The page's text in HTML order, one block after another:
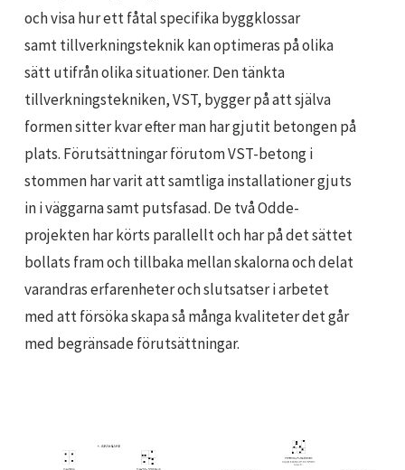
och visa hur ett fåtal specifika byggklossar
samt tillverkningsteknik kan optimeras på olika
sätt utifrån olika situationer. Den tänkta
tillverkningstekniken, VST, bygger på att själva
formen sitter kvar efter man har gjutit betongen på
plats. Förutsättningar förutom VST-betong i
stommen har varit att samtliga installationer gjuts
in i väggarna samt putsfasad. De två Odde-
projekten har körts parallellt och har på det sättet
bollats fram och tillbaka mellan skalorna och delat
varandras erfarenheter och slutsatser i arbetet
med att försöka skapa så många kvaliteter det går
med begränsade förutsättningar.